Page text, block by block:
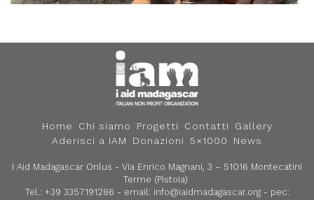
Home Chi siamo Progetti Contatti
Gallery
Aderisci a IAM
Donazioni 5×1000 News
I Aid Madagascar Onlus - Via Enrico Magnani, 3 – 51016 Montecatini
Terme (Pistoia)
Tel.: +39 3357191286 - email: info@iaidmadagascar.org- pec: